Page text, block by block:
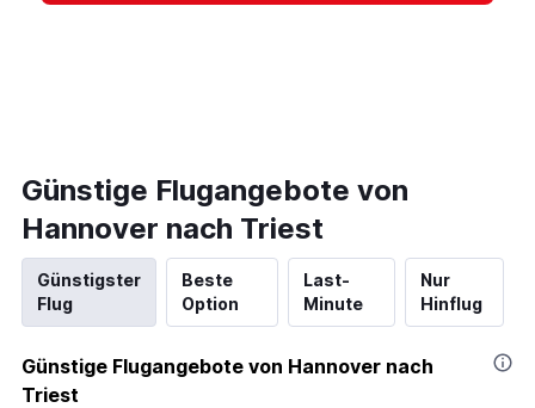
Günstige Flugangebote von
Hannover nach Triest
Günstigster
Flug
Beste
Option
Last-
Minute
Nur
Hinflug
Günstige Flugangebote von Hannover nach
Triest